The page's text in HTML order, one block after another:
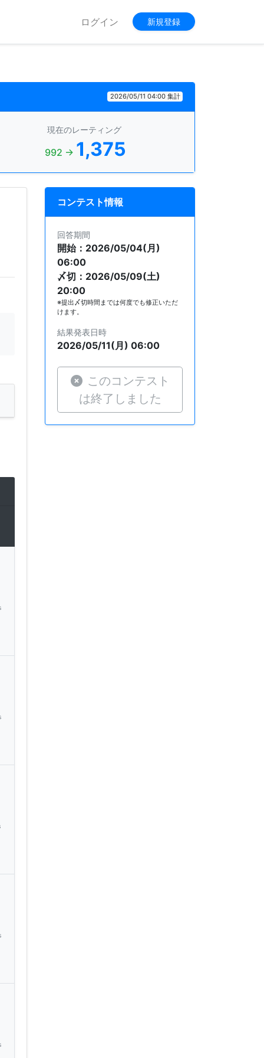
ログイン 新規登録
2026/05/11 04:00 集計
現在のレーティング
992 → 1,375
コンテスト情報
回答期間
開始：2026/05/04(月)
06:00
〆切：2026/05/09(土)
20:00
※提出〆切時間までは何度でも修正いただ
けます。
結果発表日時
2026/05/11(月) 06:00
このコンテスト
は終了しました